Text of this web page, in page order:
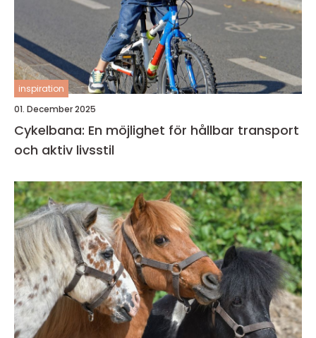
inspiration
01. December 2025
Cykelbana: En möjlighet för hållbar transport
och aktiv livsstil